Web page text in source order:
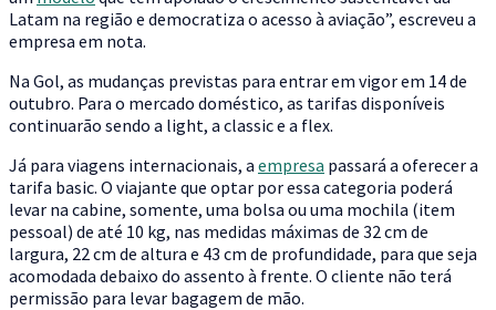
Latam na região e democratiza o acesso à aviação”, escreveu a
empresa em nota.
Na Gol, as mudanças previstas para entrar em vigor em 14 de
outubro. Para o mercado doméstico, as tarifas disponíveis
continuarão sendo a light, a classic e a flex.
Já para viagens internacionais, a empresa passará a oferecer a
tarifa basic. O viajante que optar por essa categoria poderá
levar na cabine, somente, uma bolsa ou uma mochila (item
pessoal) de até 10 kg, nas medidas máximas de 32 cm de
largura, 22 cm de altura e 43 cm de profundidade, para que seja
acomodada debaixo do assento à frente. O cliente não terá
permissão para levar bagagem de mão.